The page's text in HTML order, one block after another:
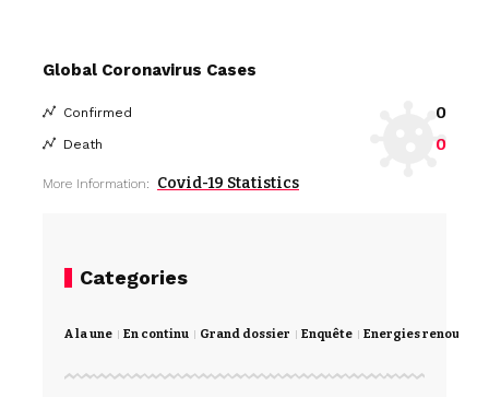
Global Coronavirus Cases
Confirmed 0
Death 0
More Information: Covid-19 Statistics
Categories
A la une En continu Grand dossier Enquête Energies